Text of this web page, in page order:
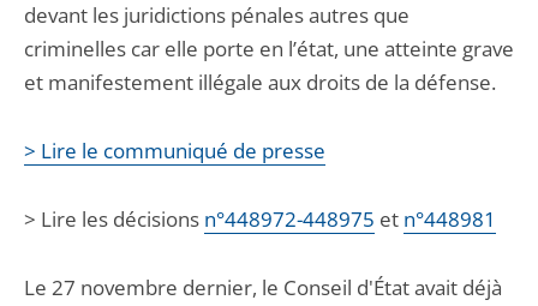
devant les juridictions pénales autres que
criminelles car elle porte en l’état, une atteinte grave
et manifestement illégale aux droits de la défense.
> Lire le communiqué de presse
> Lire les décisions n°448972-448975 et n°448981
Le 27 novembre dernier, le Conseil d'État avait déjà